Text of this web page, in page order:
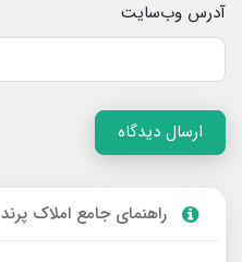
آدرس وب‌سایت
ارسال دیدگاه
راهنمای جامع املاک پرند